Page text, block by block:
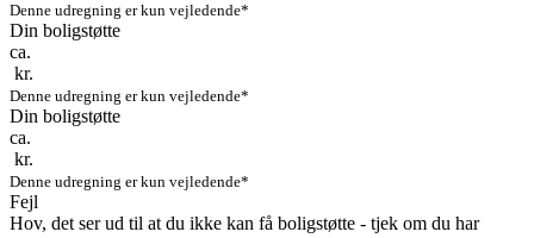
Denne udregning er kun vejledende*
Din boligstøtte
ca.
kr.
Denne udregning er kun vejledende*
Din boligstøtte
ca.
kr.
Denne udregning er kun vejledende*
Fejl
Hov, det ser ud til at du ikke kan få boligstøtte - tjek om du har